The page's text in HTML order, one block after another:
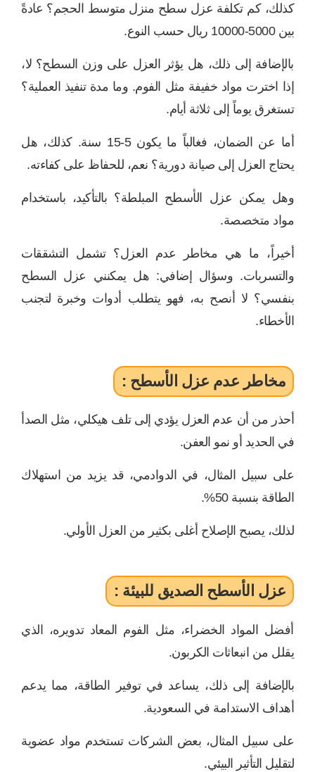
كذلك، كم تكلفة عزل سطح منزل متوسط الحجم؟ عادةً
بين 5000-10000 ريال حسب النوع.
بالإضافة إلى ذلك، هل يؤثر العزل على وزن السطح؟ لا،
إذا اخترت مواد خفيفة مثل الفوم. وما مدة تنفيذ العملية؟
تستغرق يوماً إلى ثلاثة أيام.
أما عن الضمان، فغالباً ما يكون 5-15 سنة. كذلك، هل
يحتاج العزل إلى صيانة دورية؟ نعم، للحفاظ على كفاءته.
وهل يمكن عزل الأسطح المبلطة؟ بالتأكيد، باستخدام
مواد متخصصة.
أخيراً، ما هي مخاطر عدم العزل؟ تشمل التشققات
والتسربات. وسؤال إضافي: هل يمكنني عزل السطح
بنفسي؟ لا أنصح به، فهو يتطلب أدوات وخبرة لتجنب
الأخطاء.
مخاطر عدم عزل الأسطح :
أحذر من أن عدم العزل يؤدي إلى تلف هيكلي، مثل الصدأ
في الحديد أو نمو العفن.
على سبيل المثال، في الدوادمي، قد يزيد من استهلاك
الطاقة بنسبة 50%.
لذلك، يصبح الإصلاح أغلى بكثير من العزل الأولي.
عزل الأسطح الصديق للبيئة :
أفضل المواد الخضراء، مثل الفوم المعاد تدويره، الذي
يقلل من انبعاثات الكربون.
بالإضافة إلى ذلك، يساعد في توفير الطاقة، مما يدعم
أهداف الاستدامة في السعودية.
على سبيل المثال، بعض الشركات تستخدم مواد عضوية
لتقليل التأثير البيئي.